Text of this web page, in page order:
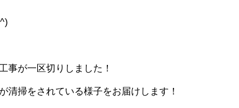
事が一区切りしました！
清掃をされている様子をお届けします！